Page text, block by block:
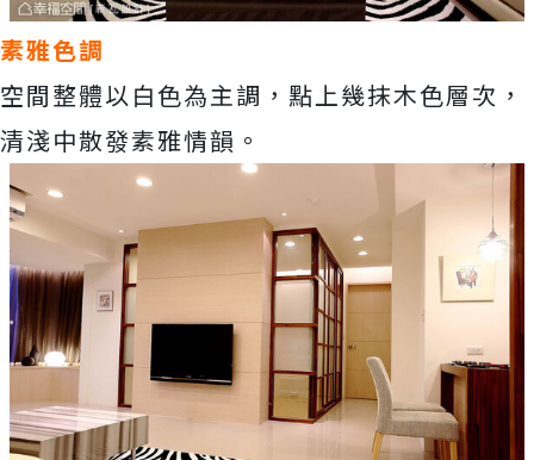
素雅色調
空間整體以白色為主調，點上幾抹木色層次，
清淺中散發素雅情韻。